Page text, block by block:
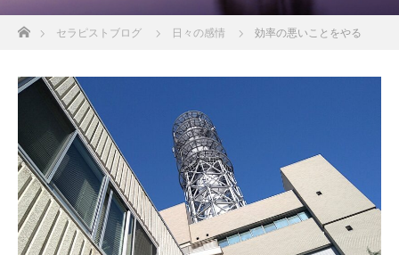
ホームセラピストブログ 日々の感情 効率の悪いことをやる